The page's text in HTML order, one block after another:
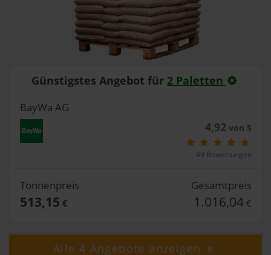
Günstigstes Angebot für 2 Paletten
BayWa AG
4,92von 5
49 Bewertungen
Tonnenpreis
513,15 €
Gesamtpreis
1.016,04 €
Alle 4 Angebote anzeigen